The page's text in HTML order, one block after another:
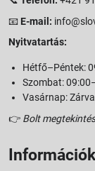
📧 E-mail:
Nyitvatartás:
Hétfő–Péntek:
Szombat:
Vasárnap: Zárva
👉 Bolt
Információk